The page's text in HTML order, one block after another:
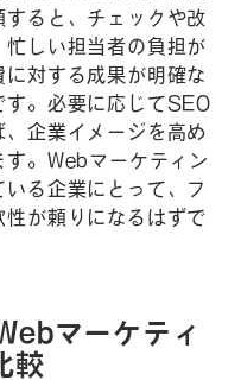
ると、チェックや改
しい担当者の負担が
対する成果が明確な
す。必要に応じてSEO
企業イメージを高め
。Webマーケティン
る企業にとって、フ
性が頼りになるはずで
マーケティ
較